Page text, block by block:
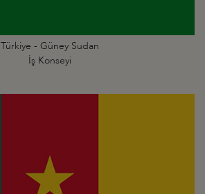
Türkiye - Güney Sudan
İş Konseyi